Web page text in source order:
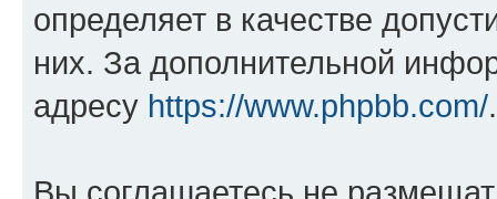
определяет в качестве
них. За дополнительной
адресу https://www.phpbb.com/.